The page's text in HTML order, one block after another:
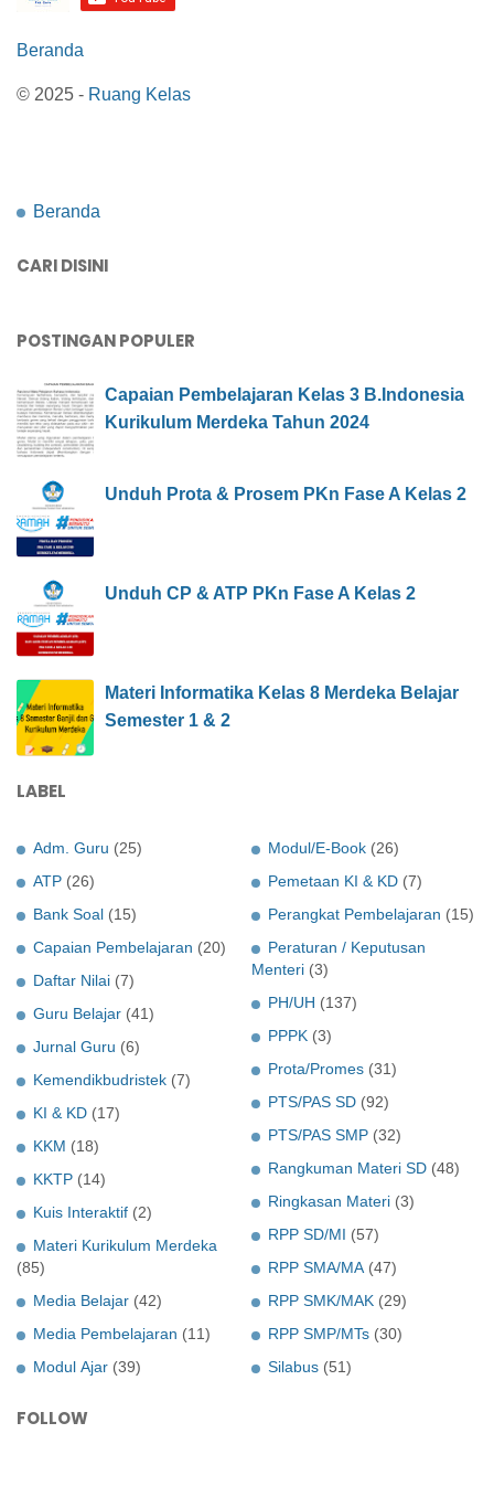
Beranda
© 2025 - Ruang Kelas
Beranda
CARI DISINI
POSTINGAN POPULER
Capaian Pembelajaran Kelas 3 B.Indonesia
Kurikulum Merdeka Tahun 2024
Unduh Prota & Prosem PKn Fase A Kelas 2
Unduh CP & ATP PKn Fase A Kelas 2
Materi Informatika Kelas 8 Merdeka Belajar
Semester 1 & 2
LABEL
Adm. Guru (25)
ATP (26)
Bank Soal (15)
Capaian Pembelajaran (20)
Daftar Nilai (7)
Guru Belajar (41)
Jurnal Guru (6)
Kemendikbudristek (7)
KI & KD (17)
KKM (18)
KKTP (14)
Kuis Interaktif (2)
Materi Kurikulum Merdeka
(85)
Media Belajar (42)
Media Pembelajaran (11)
Modul Ajar (39)
Modul/E-Book (26)
Pemetaan KI & KD (7)
Perangkat Pembelajaran (15)
Peraturan / Keputusan
Menteri (3)
PH/UH (137)
PPPK (3)
Prota/Promes (31)
PTS/PAS SD (92)
PTS/PAS SMP (32)
Rangkuman Materi SD (48)
Ringkasan Materi (3)
RPP SD/MI (57)
RPP SMA/MA (47)
RPP SMK/MAK (29)
RPP SMP/MTs (30)
Silabus (51)
FOLLOW